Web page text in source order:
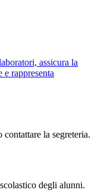
assicura la
rappresenta
la segreteria.
degli alunni.